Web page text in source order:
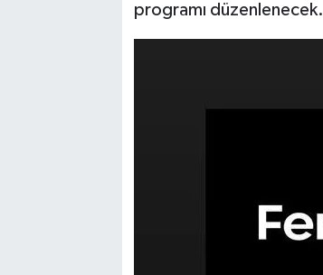
programı düzenlenecek.